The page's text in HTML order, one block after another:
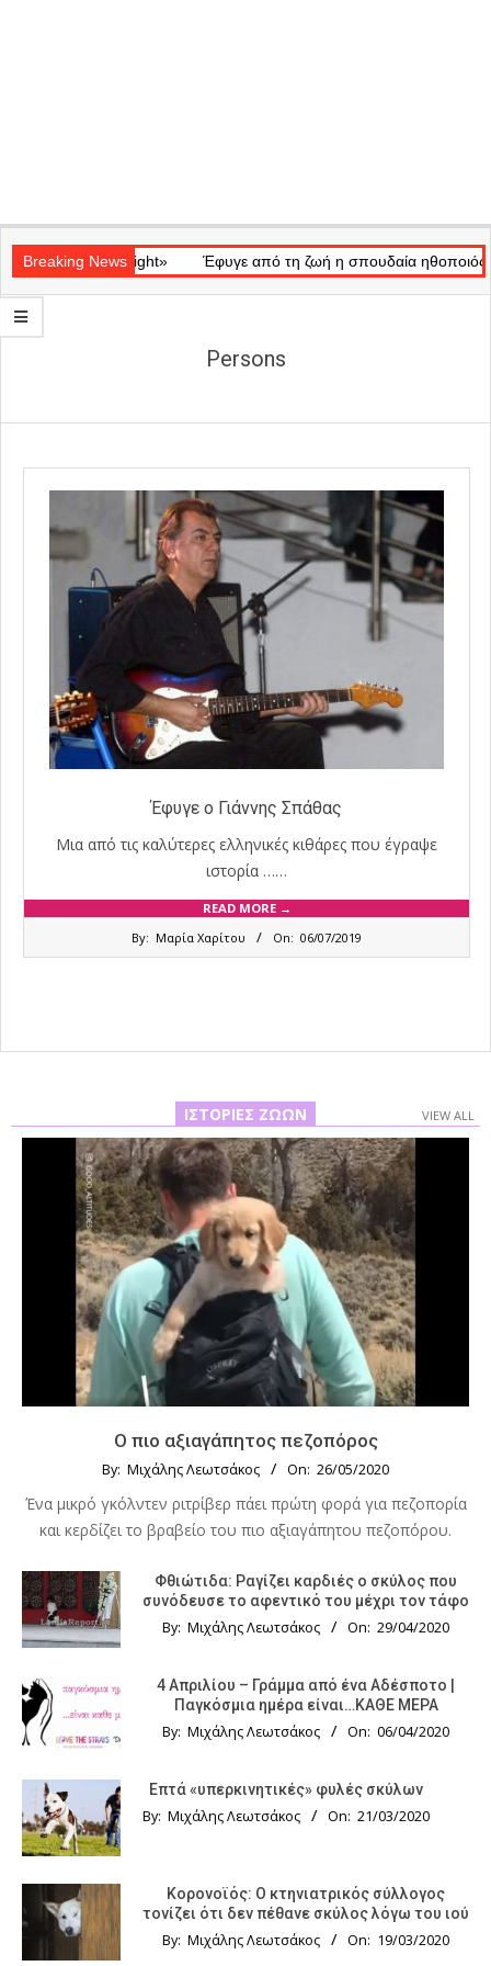
Navigation
Menu
Breaking News
«Ray of Light» Έφυγε από τη ζωή η σπουδαία ηθοποιός
Persons
Έφυγε ο Γιάννης Σπάθας
Μια από τις καλύτερες ελληνικές κιθάρες που έγραψε
ιστορία ……
READ MORE →
By: Μαρία Χαρίτου On: 06/07/2019
ΙΣΤΟΡΊΕΣ ΖΏΩΝ VIEW ALL
Ο πιο αξιαγάπητος πεζοπόρος
By: Μιχάλης Λεωτσάκος On: 26/05/2020
Ένα μικρό γκόλντεν ριτρίβερ πάει πρώτη φορά για πεζοπορία
και κερδίζει το βραβείο του πιο αξιαγάπητου πεζοπόρου.
Φθιώτιδα: Ραγίζει καρδιές ο σκύλος που
συνόδευσε το αφεντικό του μέχρι τον τάφο
By: Μιχάλης Λεωτσάκος On: 29/04/2020
4 Απριλίου – Γράμμα από ένα Αδέσποτο |
Παγκόσμια ημέρα είναι…ΚΑΘΕ ΜΕΡΑ
By: Μιχάλης Λεωτσάκος On: 06/04/2020
Επτά «υπερκινητικές» φυλές σκύλων
By: Μιχάλης Λεωτσάκος On: 21/03/2020
Κορονοϊός: Ο κτηνιατρικός σύλλογος
τονίζει ότι δεν πέθανε σκύλος λόγω του ιού
By: Μιχάλης Λεωτσάκος On: 19/03/2020